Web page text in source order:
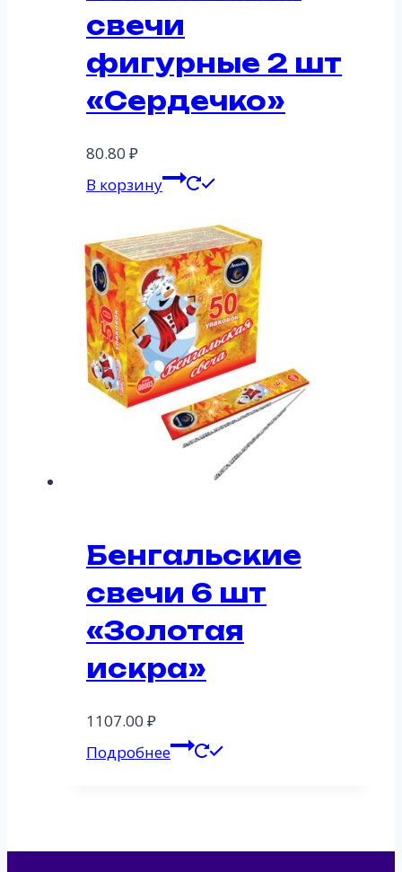
свечи
фигурные 2 шт
«Сердечко»
80.80 ₽
В корзину
Бенгальские
свечи 6 шт
«Золотая
искра»
1107.00 ₽
Подробнее